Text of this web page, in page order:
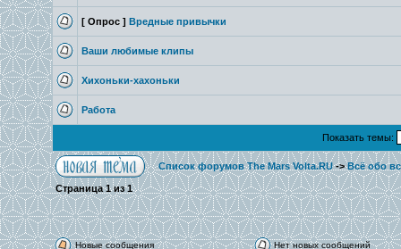
[ Опрос ] Вредные привычки
Ваши любимые клипы
Хихоньки-хахоньки
Работа
Показать темы:
Список форумов The Mars Volta.RU->Всё обо
Страница1из1
Новые сообщения
Нет новых сообщений